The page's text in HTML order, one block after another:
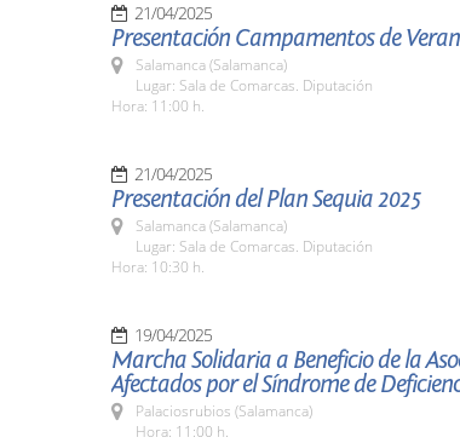
21/04/2025
Presentación Campamentos de
Salamanca (Salamanca)
Lugar: Sala de Comarcas. Diputación
Hora: 11:00 h.
21/04/2025
Presentación del Plan Sequia 2025
Salamanca (Salamanca)
Lugar: Sala de Comarcas. Diputación
Hora: 10:30 h.
19/04/2025
Marcha Solidaria a Beneficio de la
Afectados por el Síndrome de
Palaciosrubios (Salamanca)
Hora: 11:00 h.